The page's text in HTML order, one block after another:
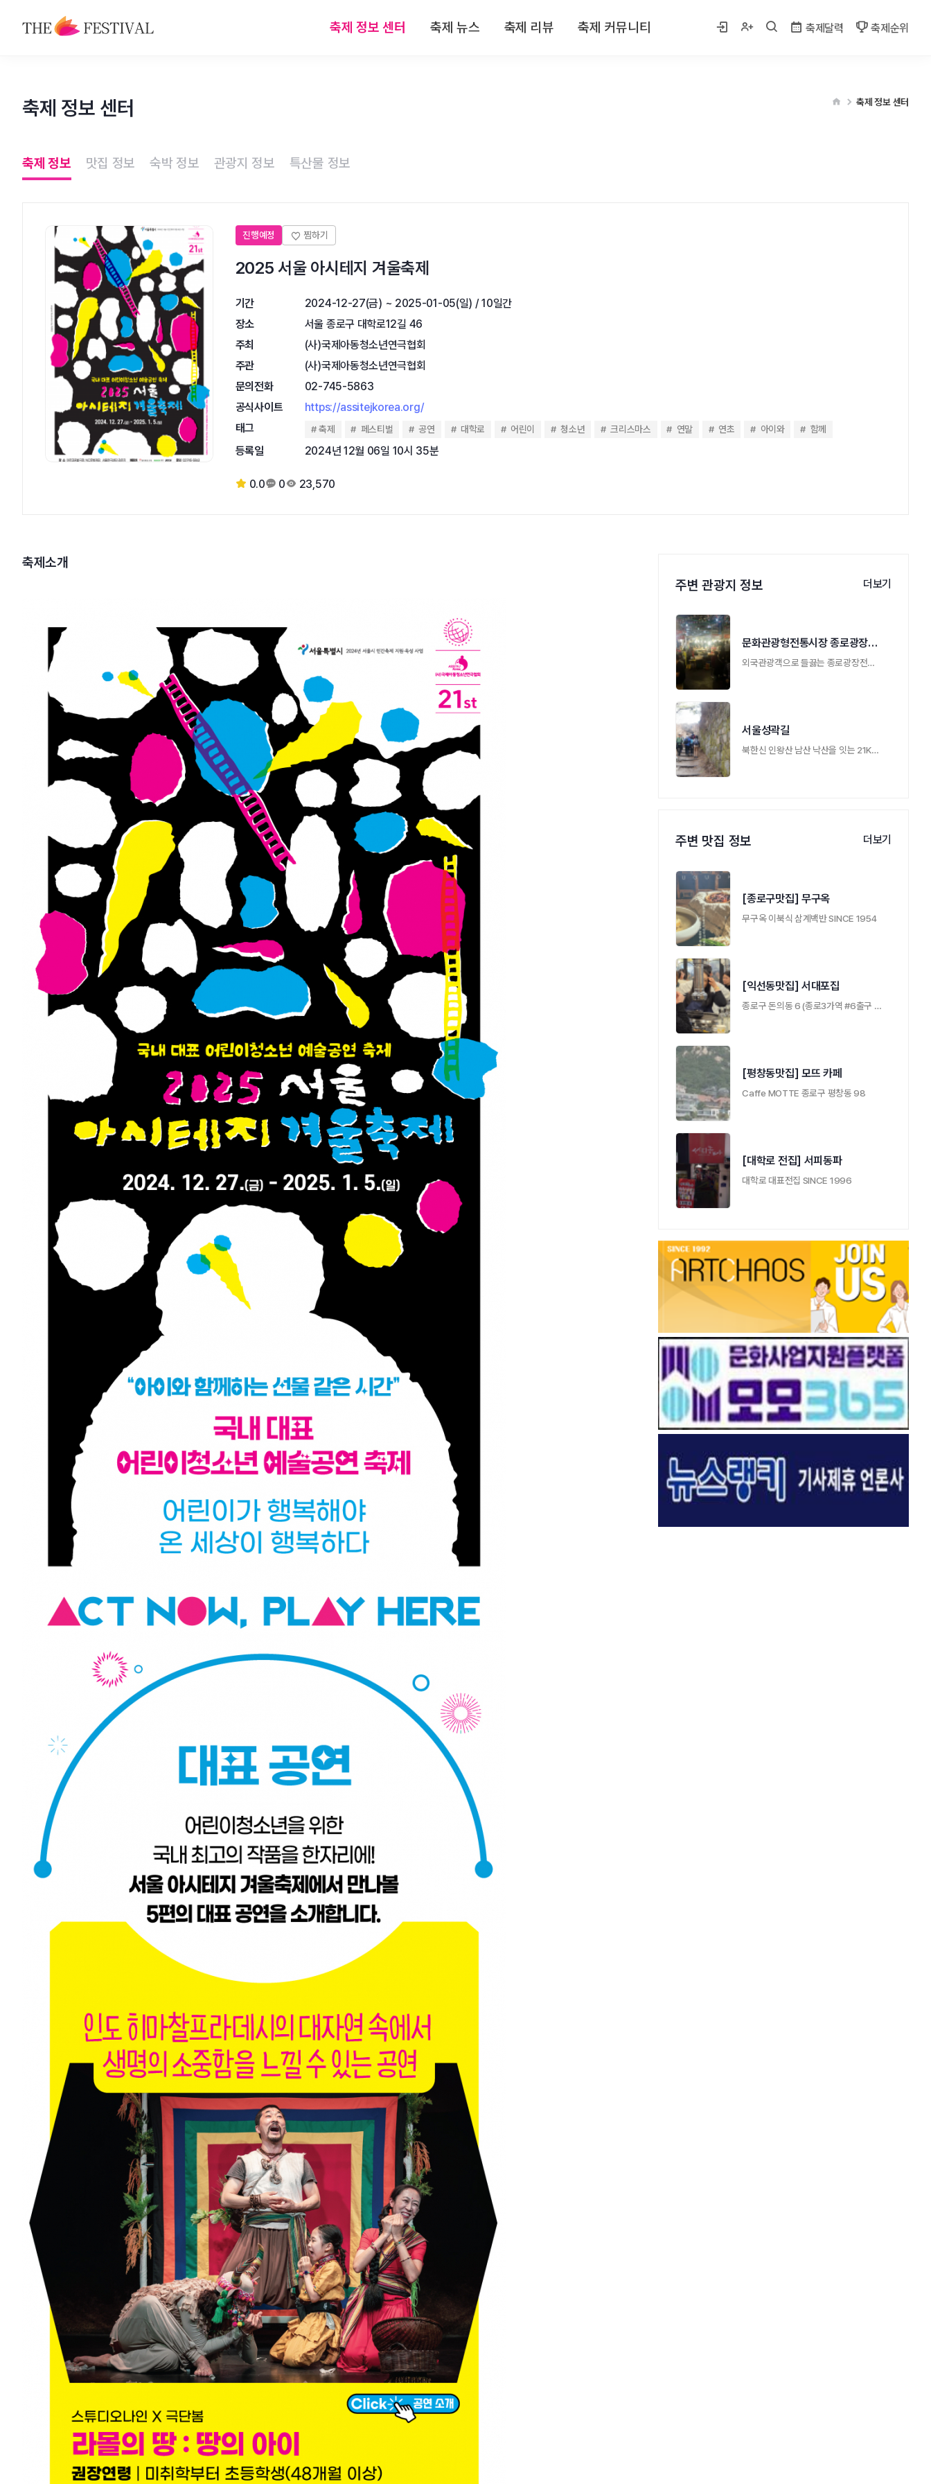
축제 정보 센터 축제 뉴스 축제 리뷰 축제 커뮤니티 축제달력 축제순위
관광지 정보
축제 정보 센터 축제 정보 센터
축제 정보 맛집 정보 숙박 정보 관광지 정보 특산물 정보
진행예정
2025 서울 아시테지 겨울축제
기간
2024-12-27(금) ~ 2025-01-05(일) / 10일간
장소
서울 종로구 대학로12길 46
주최
(사)국제아동청소년연극협회
주관
(사)국제아동청소년연극협회
문의전화
02-745-5863
공식사이트
https://assitejkorea.org/
태그
축제 페스티벌 공연 대학로 어린이 청소년 크리스마스 연말 연초 아이와 함께
등록일 2024년 12월 06일 10시 35분
0.0 0 23,570
축제소개
주변 관광지 정보
더보기
문화관광형전통시장 종로광장시장
외국관광객으로 들끓는 종로광장전통시장
서울성곽길
북한신 인왕산 남산 낙산을 잇는 21Km 성곽둘 …
주변 맛집 정보 더보기
[종로구맛집] 무구옥
무구옥 이북식 삼계백반 SINCE 1954
[익선동맛집] 서대포집
종로구 돈의동 6 (종로3가역 #6출구 나와 바로 …
[평창동맛집] 모뜨 카페
Caffe MOTTE 종로구 평창동 98
[대학로 전집] 서피동파
대학로 대표전집 SINCE 1996